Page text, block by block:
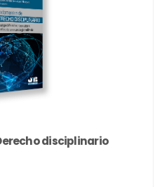
disciplinario